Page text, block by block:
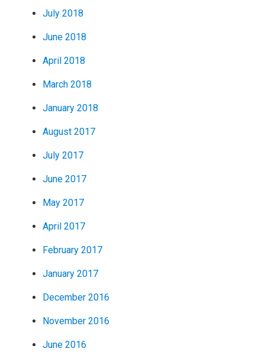
July 2018
June 2018
April 2018
March 2018
January 2018
August 2017
July 2017
June 2017
May 2017
April 2017
February 2017
January 2017
December 2016
November 2016
June 2016